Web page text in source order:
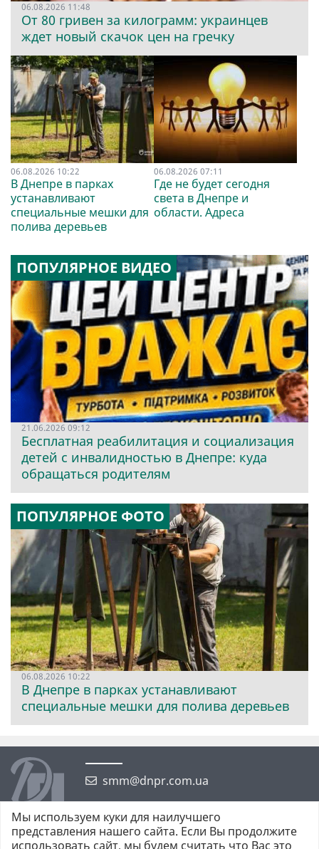
06.08.2026 11:48
От 80 гривен за килограмм: украинцев
ждет новый скачок цен на гречку
06.08.2026 10:22
В Днепре в парках
устанавливают
специальные мешки для
полива деревьев
06.08.2026 07:11
Где не будет сегодня
света в Днепре и
области. Адреса
ПОПУЛЯРНОЕ ВИДЕО
21.06.2026 09:12
Бесплатная реабилитация и социализация
детей с инвалидностью в Днепре: куда
обращаться родителям
ПОПУЛЯРНОЕ ФОТО
06.08.2026 10:22
В Днепре в парках устанавливают
специальные мешки для полива деревьев
smm@dnpr.com.ua
Мы используем куки для наилучшего
представления нашего сайта. Если Вы продолжите
использовать сайт, мы будем считать что Вас это